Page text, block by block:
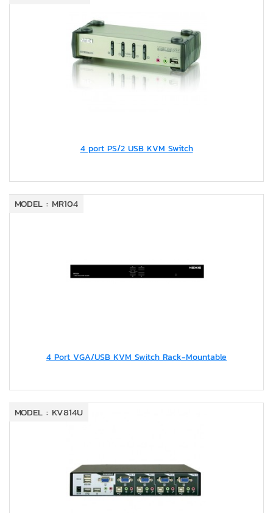
4 port PS/2 USB KVM Switch
MODEL : MR104
4 Port VGA/USB KVM Switch Rack-Mountable
MODEL : KV814U